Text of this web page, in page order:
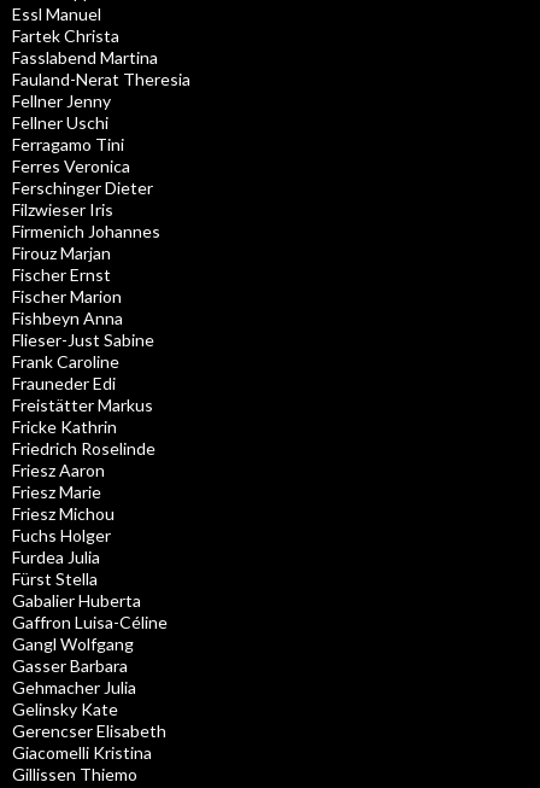
Essl Manuel
Fartek Christa
Fasslabend Martina
Fauland-Nerat Theresia
Fellner Jenny
Fellner Uschi
Ferragamo Tini
Ferres Veronica
Ferschinger Dieter
Filzwieser Iris
Firmenich Johannes
Firouz Marjan
Fischer Ernst
Fischer Marion
Fishbeyn Anna
Flieser-Just Sabine
Frank Caroline
Frauneder Edi
Freistätter Markus
Fricke Kathrin
Friedrich Roselinde
Friesz Aaron
Friesz Marie
Friesz Michou
Fuchs Holger
Furdea Julia
Fürst Stella
Gabalier Huberta
Gaffron Luisa-Céline
Gangl Wolfgang
Gasser Barbara
Gehmacher Julia
Gelinsky Kate
Gerencser Elisabeth
Giacomelli Kristina
Gillissen Thiemo